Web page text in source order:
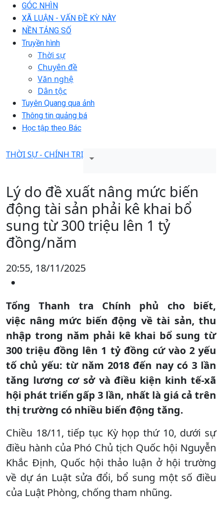
GÓC NHÌN
XÃ LUẬN - VẤN ĐỀ KỲ NÀY
NỀN TẢNG SỐ
Truyền hình
Thời sự
Chuyên đề
Văn nghệ
Dân tộc
Tuyên Quang qua ảnh
Thông tin quảng bá
Học tập theo Bác
THỜI SỰ - CHÍNH TRỊ
Lý do đề xuất nâng mức biến
động tài sản phải kê khai bổ
sung từ 300 triệu lên 1 tỷ
đồng/năm
20:55, 18/11/2025
Tổng Thanh tra Chính phủ cho biết,
việc nâng mức biến động về tài sản, thu
nhập trong năm phải kê khai bổ sung từ
300 triệu đồng lên 1 tỷ đồng cứ vào 2 yếu
tố chủ yếu: từ năm 2018 đến nay có 3 lần
tăng lương cơ sở và điều kiện kinh tế-xã
hội phát triển gấp 3 lần, nhất là giá cả trên
thị trường có nhiều biến động tăng.
Chiều 18/11, tiếp tục Kỳ họp thứ 10, dưới sự
điều hành của Phó Chủ tịch Quốc hội Nguyễn
Khắc Định, Quốc hội thảo luận ở hội trường
về dự án Luật sửa đổi, bổ sung một số điều
của Luật Phòng, chống tham nhũng.